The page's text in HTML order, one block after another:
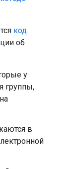
код
об
у
группы,
в